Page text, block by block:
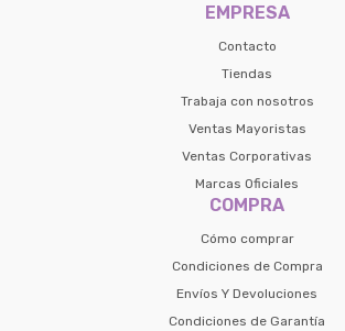
EMPRESA
Contacto
Tiendas
Trabaja con nosotros
Ventas Mayoristas
Ventas Corporativas
Marcas Oficiales
COMPRA
Cómo comprar
Condiciones de Compra
Envíos Y Devoluciones
Condiciones de Garantía